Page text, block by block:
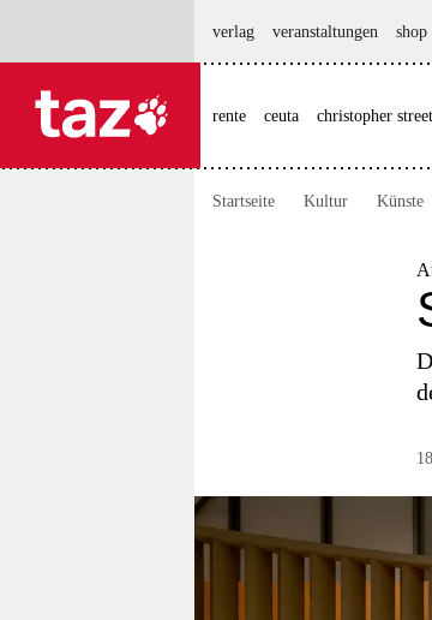
berlin
verlag
veranstaltungen shop
rente ceuta christopher
Startseite Kultur Künste